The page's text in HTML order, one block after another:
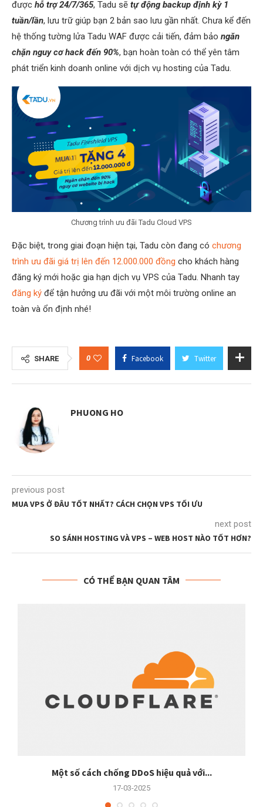
được hỗ trợ 24/7/365, Tadu sẽ tự động backup định kỳ 1
tuần/lần, lưu trữ giúp bạn 2 bản sao lưu gần nhất. Chưa kể đến
hệ thống tường lửa Tadu WAF được cải tiến, đảm bảo ngăn
chặn nguy cơ hack đến 90%, bạn hoàn toàn có thể yên tâm
phát triển kinh doanh online với dịch vụ hosting của Tadu.
Chương trình ưu đãi Tadu Cloud VPS
Đặc biệt, trong giai đoạn hiện tại, Tadu còn đang có chương
trình ưu đãi giá trị lên đến 12.000.000 đồng cho khách hàng
đăng ký mới hoặc gia hạn dịch vụ VPS của Tadu. Nhanh tay
đăng ký để tận hưởng ưu đãi với một môi trường online an
toàn và ổn định nhé!
SHARE 0 Facebook Twitter
PHUONG HO
previous post
MUA VPS Ở ĐÂU TỐT NHẤT? CÁCH CHỌN VPS TỐI ƯU
next post
SO SÁNH HOSTING VÀ VPS – WEB HOST NÀO TỐT HƠN?
CÓ THỂ BẠN QUAN TÂM
Một số cách chống DDoS hiệu quả với...
17-03-2025